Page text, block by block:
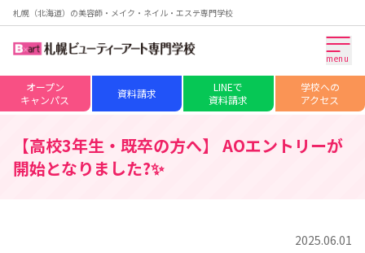
札幌（北海道）の美容師・メイク・ネイル・エステ専門学校
menu
オープン
キャンパス
資料請求
LINEで
資料請求
学校への
アクセス
【高校3年生・既卒の方へ】 AOエントリーが
開始となりました?✨
2025.06.01